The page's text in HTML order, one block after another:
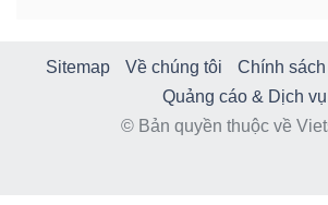
Sitemap Về chúng tôi
Chính
Quảng cáo & Dịch vụ
© Bản quyền thuộc về